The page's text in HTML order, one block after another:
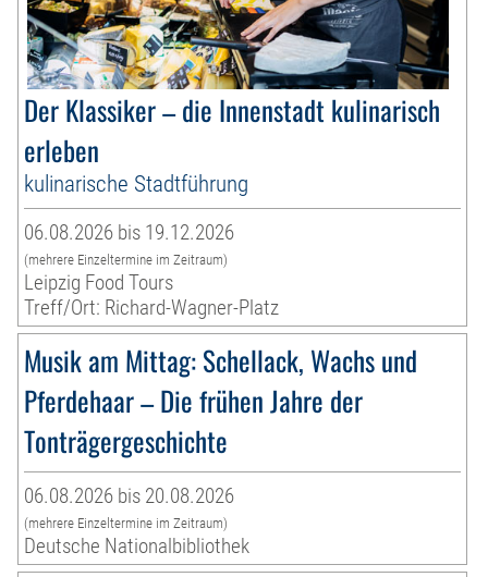
Der Klassiker – die Innenstadt kulinarisch
erleben
kulinarische Stadtführung
06.08.2026 bis 19.12.2026
(mehrere Einzeltermine im Zeitraum)
Leipzig Food Tours
Treff/Ort: Richard-Wagner-Platz
Musik am Mittag: Schellack, Wachs und
Pferdehaar – Die frühen Jahre der
Tonträgergeschichte
06.08.2026 bis 20.08.2026
(mehrere Einzeltermine im Zeitraum)
Deutsche Nationalbibliothek